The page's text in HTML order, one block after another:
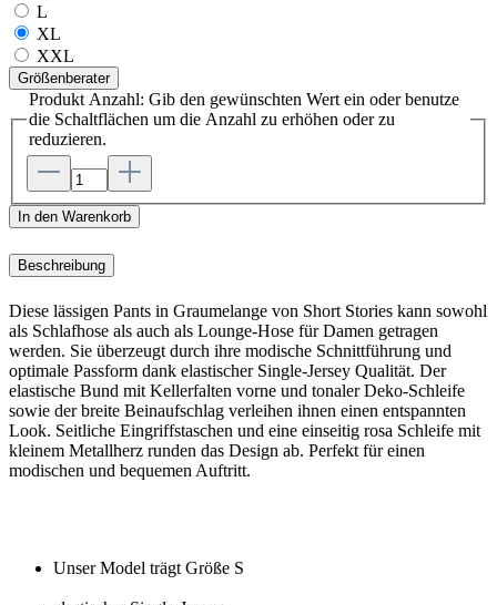
L
XL
XXL
Größenberater
Produkt Anzahl: Gib den gewünschten Wert ein oder benutze
die Schaltflächen um die Anzahl zu erhöhen oder zu
reduzieren.
In den Warenkorb
Beschreibung
Diese lässigen Pants in Graumelange von Short Stories kann sowohl
als Schlafhose als auch als Lounge-Hose für Damen getragen
werden. Sie überzeugt durch ihre modische Schnittführung und
optimale Passform dank elastischer Single-Jersey Qualität. Der
elastische Bund mit Kellerfalten vorne und tonaler Deko-Schleife
sowie der breite Beinaufschlag verleihen ihnen einen entspannten
Look. Seitliche Eingriffstaschen und eine einseitig rosa Schleife mit
kleinem Metallherz runden das Design ab. Perfekt für einen
modischen und bequemen Auftritt.
Unser Model trägt Größe S